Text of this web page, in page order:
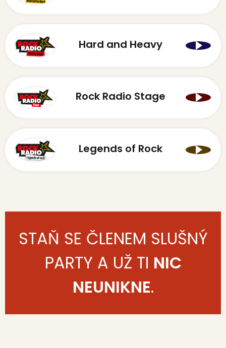
Hard and Heavy
Rock Radio Stage
Legends of Rock
STAŇ SE ČLENEM SLUŠNÝ
PARTY A UŽ TI NIC
NEUNIKNE.